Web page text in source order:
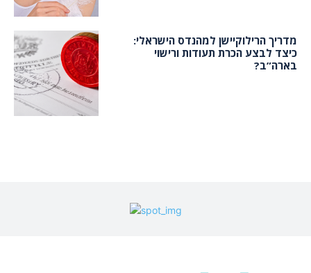
מדריך הרילוקיישן למהנדס הישראלי:
כיצד לבצע הכרת תעודות ורישוי
בארה”ב?